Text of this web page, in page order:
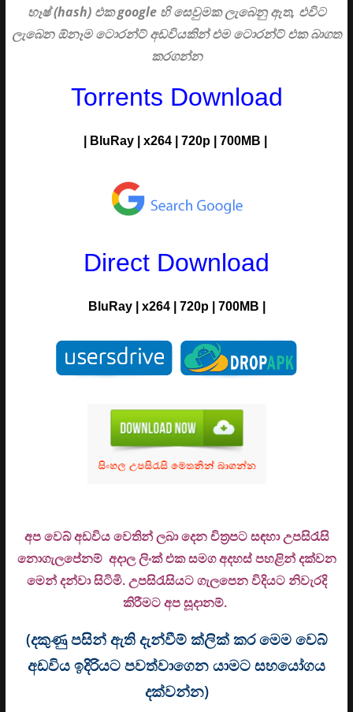
හෑෂ් (hash) එක google හි සෙවුමක ලැබෙනු ඇත, එවිට
ලැබෙන ඕනෑම ටොරන්ට් අඩවියකින් එම ටොරන්ට් එක බාගත
කරගන්න
Torrents Download
BluRay| x264| 720p| 700MB |
Direct Download
BluRay| x264| 720p| 700MB |
අප වෙබ් අඩවිය වෙතින් ලබා දෙන චිත්‍රපට සඳහා උපසිරැසි
නොගැලපේනම් අදාල ලිංක් එක සමග අදහස් පහළින් දක්වන
මෙන් දන්වා සිටිමි. උපසිරැසියට ගැලපෙන විදියට නිවැරදි
කිරීමට අප සූදානම්.
(දකුණු පසින් ඇති දැන්වීම් ක්ලික් කර මෙම වෙබ්
අඩවිය ඉදිරියට පවත්වාගෙන යාමට සහයෝගය
දක්වන්න)